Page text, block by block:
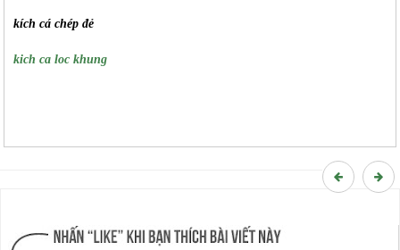
kích cá chép đẻ
kich ca loc khung